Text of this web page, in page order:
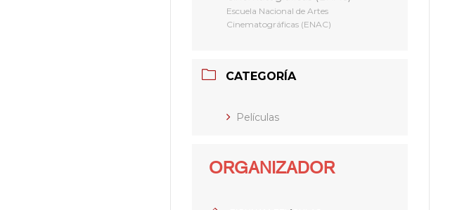
Escuela Nacional de Artes
Cinematográficas (ENAC)
CATEGORÍA
Películas
ORGANIZADOR